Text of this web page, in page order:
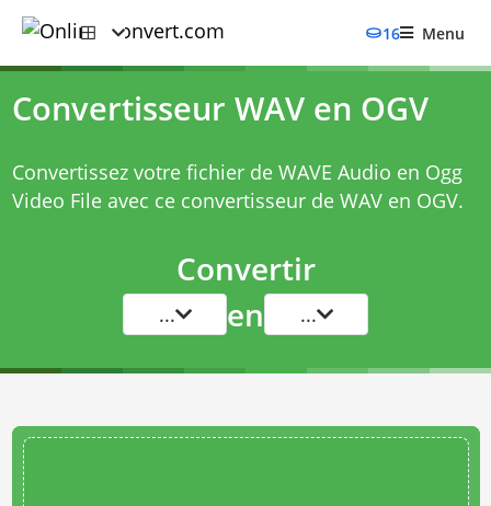
16 Menu
Convertisseur WAV en OGV
Convertissez votre fichier de WAVE Audio en Ogg
Video File avec ce convertisseur de WAV en OGV.
Convertir
... en ...